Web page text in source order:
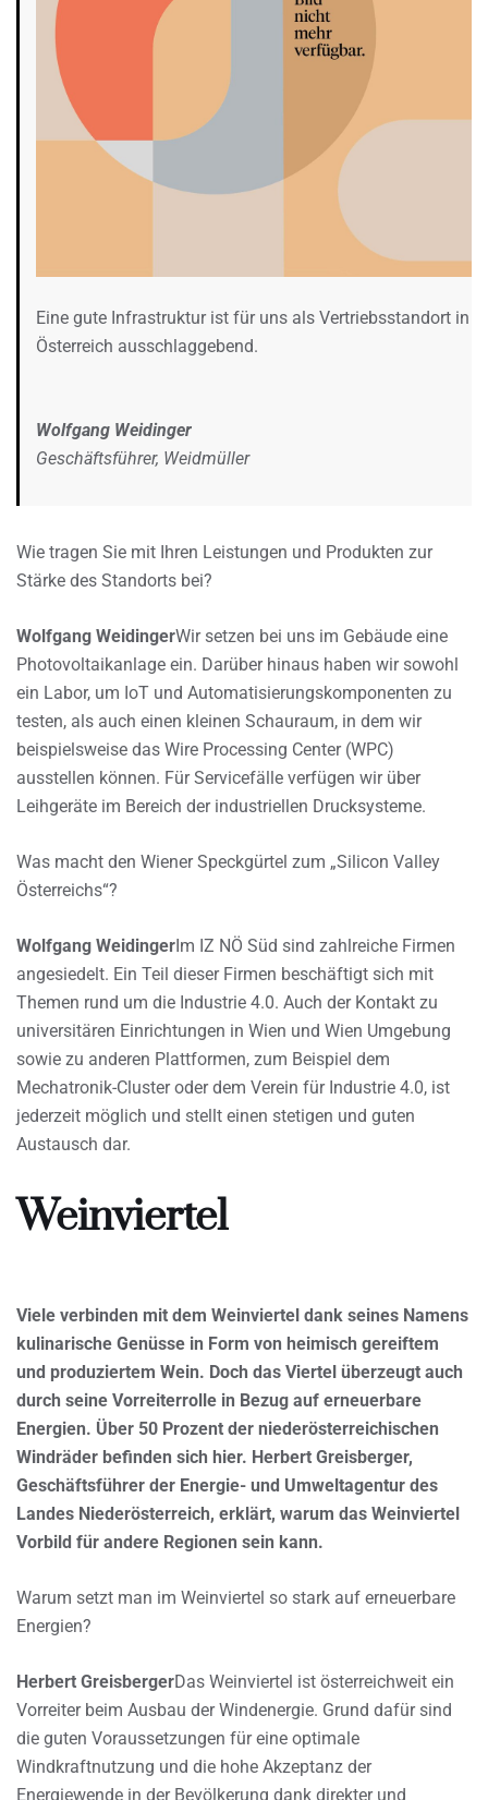
Eine gute Infrastruktur ist für uns als Vertriebsstandort in
Österreich ausschlaggebend.
Wolfgang Weidinger
Geschäftsführer, Weidmüller
Wie tragen Sie mit Ihren Leistungen und Produkten zur
Stärke des Standorts bei?
Wolfgang WeidingerWir setzen bei uns im Gebäude eine
Photovoltaikanlage ein. Darüber hinaus haben wir sowohl
ein Labor, um IoT und Automatisierungskomponenten zu
testen, als auch einen kleinen Schauraum, in dem wir
beispielsweise das Wire Processing Center (WPC)
ausstellen können. Für Servicefälle verfügen wir über
Leihgeräte im Bereich der industriellen Drucksysteme.
Was macht den Wiener Speckgürtel zum „Silicon Valley
Österreichs“?
Wolfgang WeidingerIm IZ NÖ Süd sind zahlreiche Firmen
angesiedelt. Ein Teil dieser Firmen beschäftigt sich mit
Themen rund um die Industrie 4.0. Auch der Kontakt zu
universitären Einrichtungen in Wien und Wien Umgebung
sowie zu anderen Plattformen, zum Beispiel dem
Mechatronik-Cluster oder dem Verein für Industrie 4.0, ist
jederzeit möglich und stellt einen stetigen und guten
Austausch dar.
Weinviertel
Viele verbinden mit dem Weinviertel dank seines Namens
kulinarische Genüsse in Form von heimisch gereiftem
und produziertem Wein. Doch das Viertel überzeugt auch
durch seine Vorreiterrolle in Bezug auf erneuerbare
Energien. Über 50 Prozent der niederösterreichischen
Windräder befinden sich hier. Herbert Greisberger,
Geschäftsführer der Energie- und Umweltagentur des
Landes Niederösterreich, erklärt, warum das Weinviertel
Vorbild für andere Regionen sein kann.
Warum setzt man im Weinviertel so stark auf erneuerbare
Energien?
Herbert GreisbergerDas Weinviertel ist österreichweit ein
Vorreiter beim Ausbau der Windenergie. Grund dafür sind
die guten Voraussetzungen für eine optimale
Windkraftnutzung und die hohe Akzeptanz der
Energiewende in der Bevölkerung dank direkter und